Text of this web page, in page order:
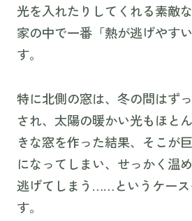
光を入れたりしてくれる素敵
家の中で一番「熱が逃げやす
す。
特に北側の窓は、冬の間はず
され、太陽の暖かい光もほと
きな窓を作った結果、そこが
になってしまい、せっかく温
逃げてしまう……というケース
す。